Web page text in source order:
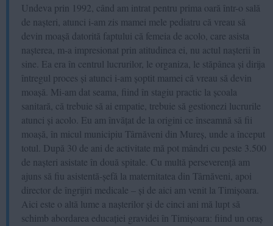
Undeva prin 1992, când am intrat pentru prima oară într-o sală
de nașteri, atunci i-am zis mamei mele pediatru că vreau să
devin moașă datorită faptului că femeia de acolo, care asista
nașterea, m-a impresionat prin atitudinea ei, nu actul nașterii în
sine. Ea era în centrul lucrurilor, le organiza, le stăpânea și dirija
întregul proces și atunci i-am șoptit mamei că vreau să devin
moașă. Mi-am dat seama, fiind în stagiu practic la școala
sanitară, că trebuie să ai empatie, trebuie să gestionezi lucrurile
atunci și acolo. Eu am învățat de la origini ce înseamnă să fii
moașă, în micul municipiu Târnăveni din Mureș, unde a început
totul. După 30 de ani de activitate mă pot mândri cu peste 3.500
de nașteri asistate în două spitale. Cu multă perseverență am
ajuns să fiu asistentă-șefă la maternitatea din Târnăveni, apoi
director de îngrijiri medicale – și de aici am venit la Timișoara.
Aici este o altă lume a nașterilor și de cinci ani mă lupt să
schimb abordarea educației gravidei în Timișoara: fiind un oraș